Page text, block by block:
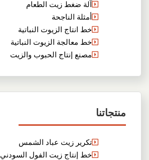
آلة ضغط زيت الطعام
أمثلة الناجحة
خط انتاج الزيوت النباتية
خط معالجة الزيوت النباتية
مصنع إنتاج الحبوب والزيت
منتجاتنا
تكرير زيت عباد الشمس
خط إنتاج زيت الفول السودني